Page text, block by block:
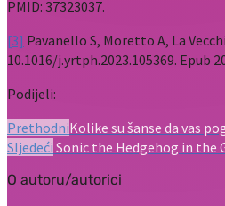
PMID: 37323037.
[3] Pavanello S, Moretto A, La
10.1016/j.yrtph.2023.105369. Epub
Podijeli:
PrethodniKolike su šanse da vas
Sljedeći Sonic the Hedgehog in the
O autoru/autorici